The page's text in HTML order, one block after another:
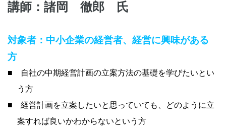
講師：諸岡 徹郎 氏
対象者： 中小企業の経営者、経営に興味がある
方
■ 自社の中期経営計画の立案方法の基礎を学びたいとい
う方
■ 経営計画を立案したいと思っていても、どのように立
案すれば良いかわからないという方